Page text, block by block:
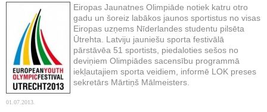
Eiropas Jaunatnes Olimpiāde notiek katru otro
gadu un šoreiz labākos jaunos sportistus no visas
Eiropas uzņems Nīderlandes studentu pilsēta
Ūtrehta. Latviju jauniešu sporta festivālā
pārstāvēa 51 sportists, piedaloties sešos no
deviņiem Olimpiādes sacensību programmā
iekļautajiem sporta veidiem, informē LOK preses
sekretārs Mārtiņš Mālmeisters.
01.07.2013.